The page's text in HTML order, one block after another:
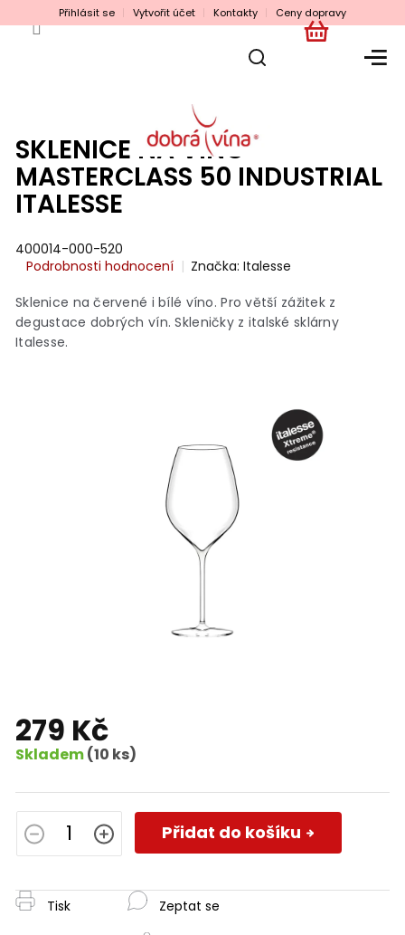
na
Přihlásit se Vytvořit účet Kontakty Ceny dopravy
NÁKUPNÍ
SKLENICE NA VÍNO
MASTERCLASS 50 INDUSTRIAL
ITALESSE
400014-000-520
Průměrné
produktu
je
0,0
z
Podrobnosti hodnocení Značka:Italesse
Sklenice na červené i bílé víno. Pro větší zážitek z
degustace dobrých vín. Skleničky z italské sklárny
Italesse.
279 Kč
Skladem(10 ks)
Měrná
cena:
Přidat do košíku
Tisk Zeptat se